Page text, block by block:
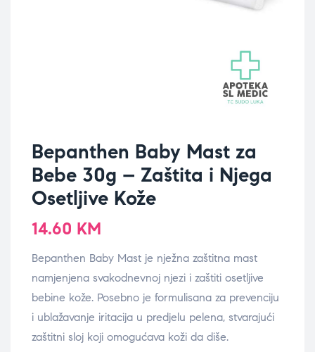
Bepanthen Baby Mast za
Bebe 30g – Zaštita i Njega
Osetljive Kože
14.60 KM
Bepanthen Baby Mast je nježna zaštitna mast
namjenjena svakodnevnoj njezi i zaštiti osetljive
bebine kože. Posebno je formulisana za prevenciju
i ublažavanje iritacija u predjelu pelena, stvarajući
zaštitni sloj koji omogućava koži da diše.